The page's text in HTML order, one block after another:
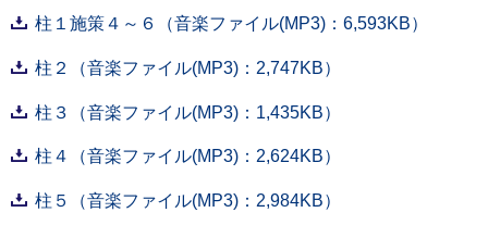
柱１施策４～６（音楽ファイル(MP3)：6,593KB）
柱２（音楽ファイル(MP3)：2,747KB）
柱３（音楽ファイル(MP3)：1,435KB）
柱４（音楽ファイル(MP3)：2,624KB）
柱５（音楽ファイル(MP3)：2,984KB）